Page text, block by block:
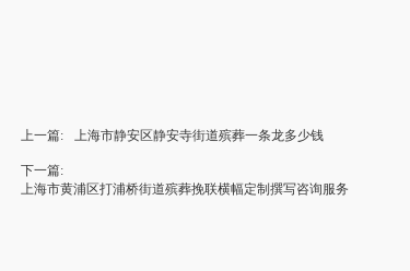
上一篇: 上海市静安区静安寺街道殡葬一条龙多少钱
下一篇:
上海市黄浦区打浦桥街道殡葬挽联横幅定制撰写咨询服务